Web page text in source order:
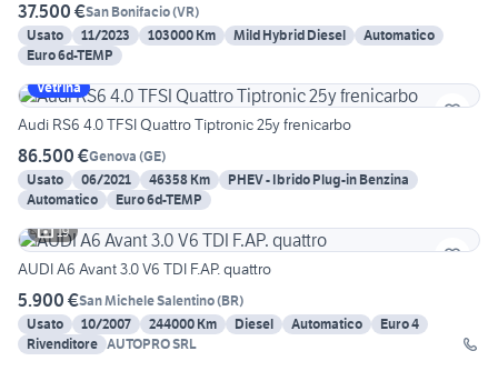
37.500 €San Bonifacio(VR)
Usato
11/2023 103000 Km Mild Hybrid Diesel
Automatico
Euro 6d-TEMP
Vetrina
Audi RS6 4.0 TFSI Quattro Tiptronic 25y frenicarbo
86.500 €Genova (GE)
Usato
06/2021 46358 Km
PHEV - Ibrido Plug-in Benzina
Automatico
Euro 6d-TEMP
19
AUDI A6 Avant 3.0 V6 TDI F.AP. quattro
5.900 €San Michele Salentino(BR)
Usato
10/2007 244000 Km Diesel Automatico
Euro 4
Rivenditore AUTOPRO SRL